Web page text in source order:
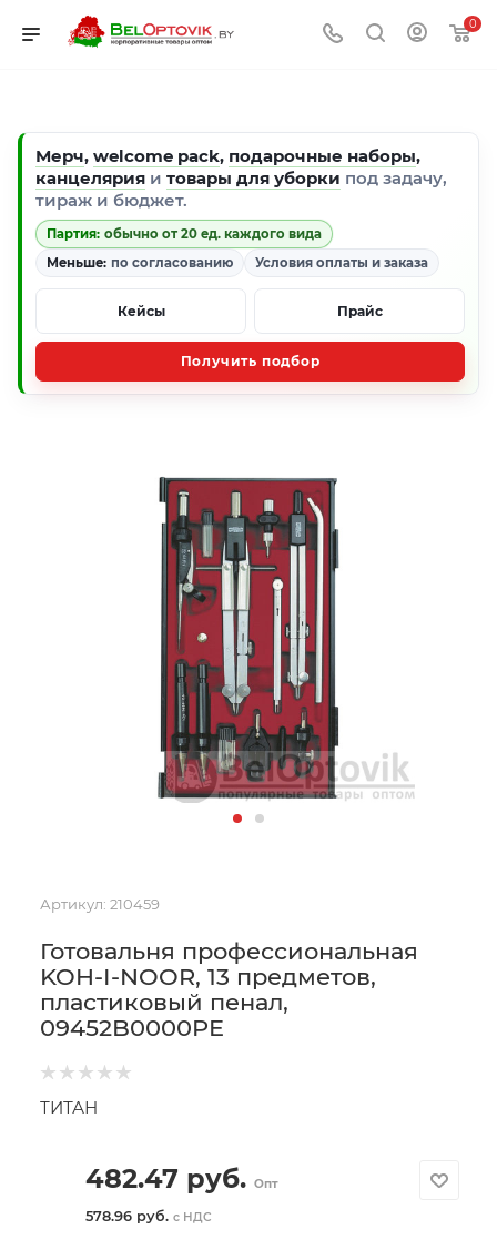
0
Мерч, welcome pack, подарочные наборы,
канцелярия и товары для уборки под задачу,
тираж и бюджет.
Партия: обычно от 20 ед. каждого вида
Меньше: по согласованию Условия оплаты и заказа
Кейсы Прайс
Получить подбор
Артикул: 210459
Готовальня профессиональная
KOH-I-NOOR, 13 предметов,
пластиковый пенал,
09452B0000PE
ТИТАН
482.47 руб. Опт
578.96 руб. с НДС